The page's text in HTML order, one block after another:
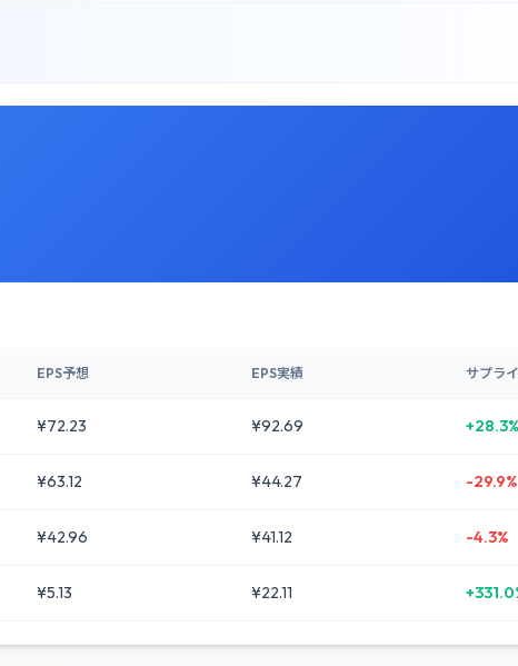
EPS予想 EPS実績 サプラ
¥72.23 ¥92.69 +28.3%
¥63.12 ¥44.27 -29.9%
¥42.96 ¥41.12 -4.3%
¥5.13 ¥22.11